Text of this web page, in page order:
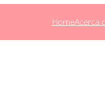
HomeAcerca